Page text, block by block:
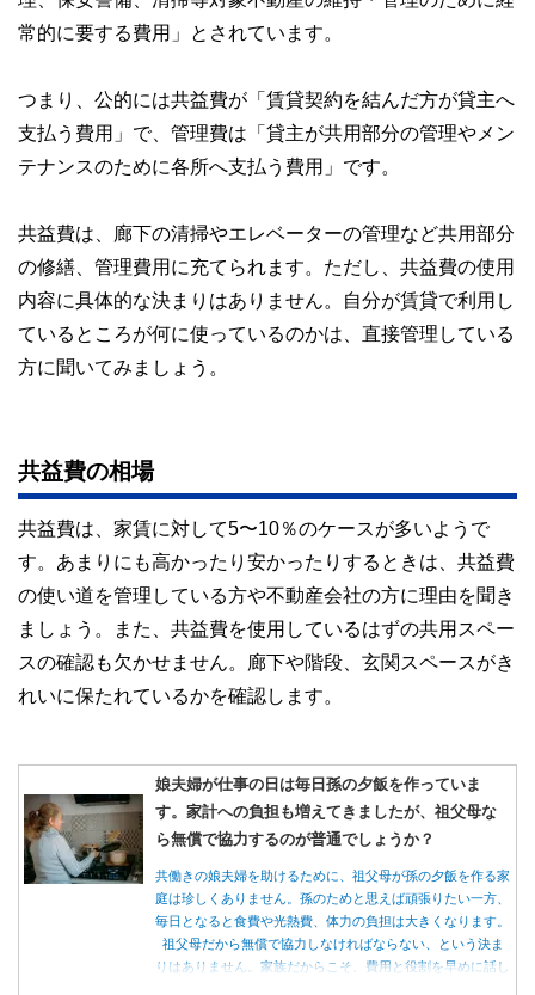
常的に要する費用」とされています。
つまり、公的には共益費が「賃貸契約を結んだ方が貸主へ
支払う費用」で、管理費は「貸主が共用部分の管理やメン
テナンスのために各所へ支払う費用」です。
共益費は、廊下の清掃やエレベーターの管理など共用部分
の修繕、管理費用に充てられます。ただし、共益費の使用
内容に具体的な決まりはありません。自分が賃貸で利用し
ているところが何に使っているのかは、直接管理している
方に聞いてみましょう。
共益費の相場
共益費は、家賃に対して5〜10％のケースが多いようで
す。あまりにも高かったり安かったりするときは、共益費
の使い道を管理している方や不動産会社の方に理由を聞き
ましょう。また、共益費を使用しているはずの共用スペー
スの確認も欠かせません。廊下や階段、玄関スペースがき
れいに保たれているかを確認します。
娘夫婦が仕事の日は毎日孫の夕飯を作っていま
す。家計への負担も増えてきましたが、祖父母な
ら無償で協力するのが普通でしょうか？
共働きの娘夫婦を助けるために、祖父母が孫の夕飯を作る家
庭は珍しくありません。孫のためと思えば頑張りたい一方、
毎日となると食費や光熱費、体力の負担は大きくなります。
祖父母だから無償で協力しなければならない、という決ま
りはありません。家族だからこそ、費用と役割を早めに話し